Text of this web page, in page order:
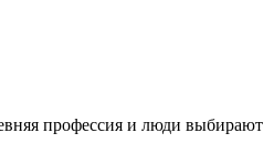
профессия и люди выбирают